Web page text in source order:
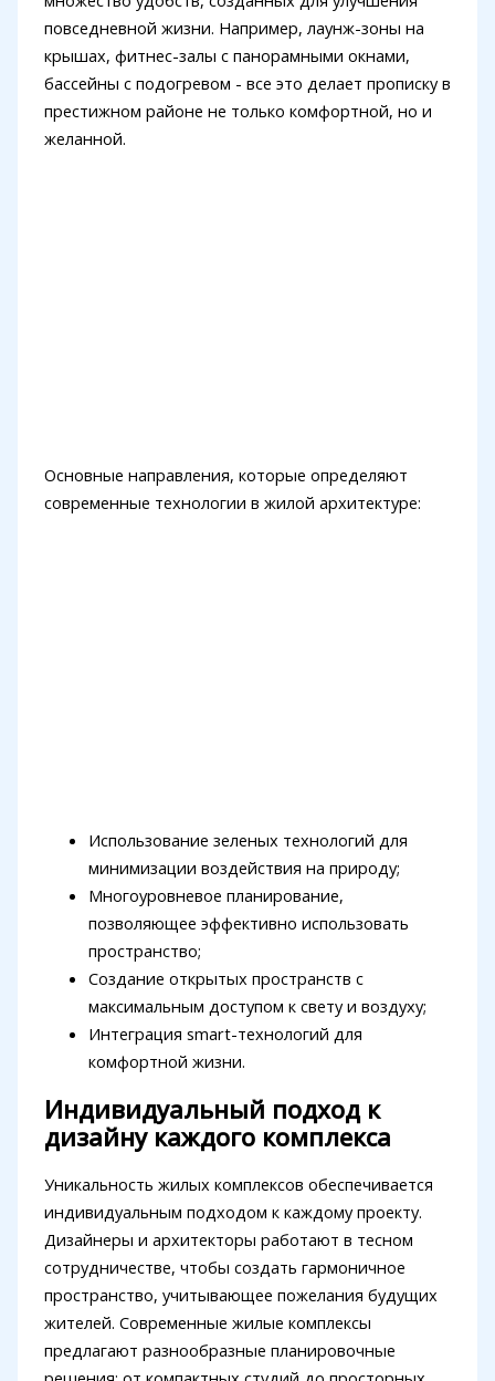
повседневной жизни. Например, лаунж-зоны на
крышах, фитнес-залы с панорамными окнами,
бассейны с подогревом - все это делает прописку в
престижном районе не только комфортной, но и
желанной.
Основные направления, которые определяют
современные технологии в жилой архитектуре:
Использование зеленых технологий для
минимизации воздействия на природу;
Многоуровневое планирование,
позволяющее эффективно использовать
пространство;
Создание открытых пространств с
максимальным доступом к свету и воздуху;
Интеграция smart-технологий для
комфортной жизни.
Индивидуальный подход к
дизайну каждого комплекса
Уникальность жилых комплексов обеспечивается
индивидуальным подходом к каждому проекту.
Дизайнеры и архитекторы работают в тесном
сотрудничестве, чтобы создать гармоничное
пространство, учитывающее пожелания будущих
жителей. Современные жилые комплексы
предлагают разнообразные планировочные